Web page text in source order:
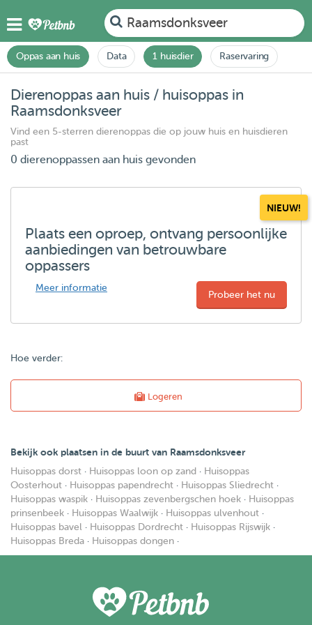
Raamsdonksveer
Oppas aan huis Data 1 huisdier Raservaring
Dierenoppas aan huis / huisoppas in
Raamsdonksveer
Vind een 5-sterren dierenoppas die op jouw huis en huisdieren
past
0 dierenoppassen aan huis gevonden
NIEUW!
Plaats een oproep, ontvang persoonlijke
aanbiedingen van betrouwbare
oppassers
Meer informatie
Probeer het nu
Hoe verder:
Logeren
Bekijk ook plaatsen in de buurt van Raamsdonksveer
Huisoppas dorst · Huisoppas loon op zand · Huisoppas
Oosterhout · Huisoppas papendrecht · Huisoppas Sliedrecht ·
Huisoppas waspik · Huisoppas zevenbergschen hoek · Huisoppas
prinsenbeek · Huisoppas Waalwijk · Huisoppas ulvenhout ·
Huisoppas bavel · Huisoppas Dordrecht · Huisoppas Rijswijk ·
Huisoppas Breda · Huisoppas dongen ·